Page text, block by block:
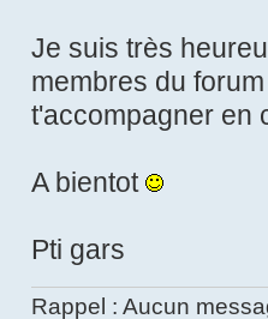
Je suis très
membres du
t'accompagner en
A bientot
Pti gars
Rappel : Aucun